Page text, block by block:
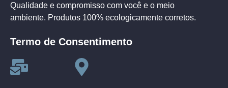
Qualidade e compromisso com você e o meio
ambiente. Produtos 100% ecologicamente corretos.
Termo de Consentimento